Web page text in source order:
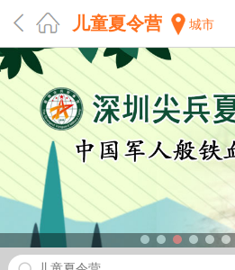
儿童夏令营 城市